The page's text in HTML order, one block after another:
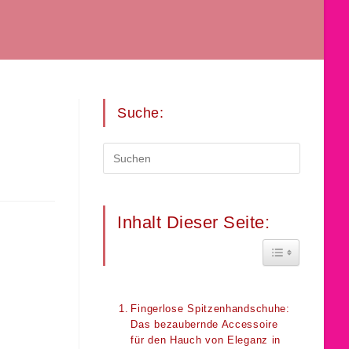
Suche:
Inhalt Dieser Seite:
Toggle Table
Fingerlose Spitzenhandschuhe:
Das bezaubernde Accessoire
für den Hauch von Eleganz in